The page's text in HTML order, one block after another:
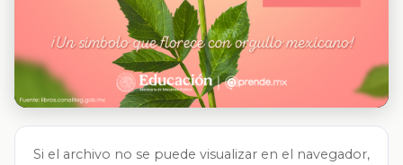
Si el archivo no se puede visualizar en el navegador,